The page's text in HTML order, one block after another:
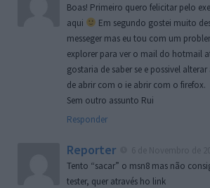
Boas! Primeiro quero felicitar pelo
aqui
Em segundo gostei muito
messeger mas eu tou com um
explorer para ver o mail do hotmail
gostaria de saber se e possivel
de abrir com o ie abrir com o firefox.
Sem outro assunto Rui
Responder
Reporter
Tento “sacar” o msn8 mas não
tester, quer através ho link